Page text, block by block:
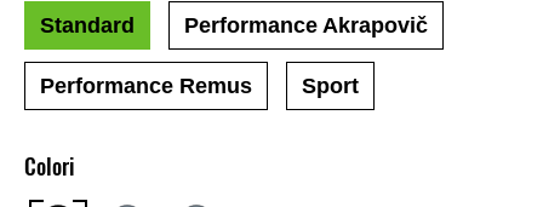
Colori
Standard Performance Akrapovič
Performance Remus Sport